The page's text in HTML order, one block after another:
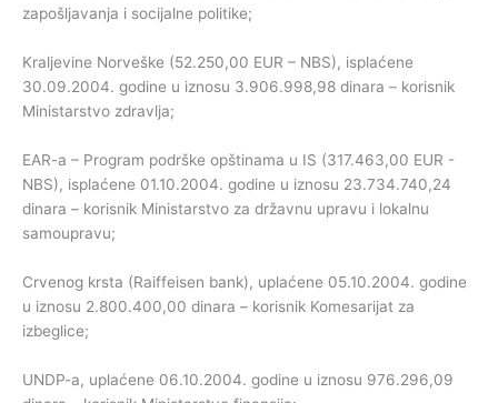
zapošljavanja i socijalne politike;
Kraljevine Norveške (52.250,00 EUR – NBS), isplaćene
30.09.2004. godine u iznosu 3.906.998,98 dinara – korisnik
Ministarstvo zdravlja;
EAR-a – Program podrške opštinama u IS (317.463,00 EUR -
NBS), isplaćene 01.10.2004. godine u iznosu 23.734.740,24
dinara – korisnik Ministarstvo za državnu upravu i lokalnu
samoupravu;
Crvenog krsta (Raiffeisen bank), uplaćene 05.10.2004. godine
u iznosu 2.800.400,00 dinara – korisnik Komesarijat za
izbeglice;
UNDP-a, uplaćene 06.10.2004. godine u iznosu 976.296,09